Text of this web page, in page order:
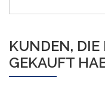
KUNDEN, DIE
GEKAUFT